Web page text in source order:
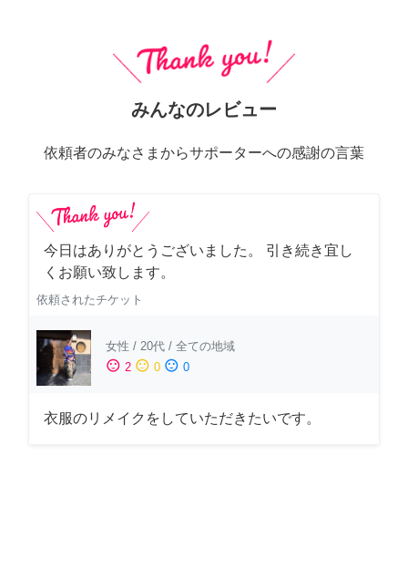
みんなのレビュー
依頼者のみなさまからサポーターへの感謝の言葉
今日はありがとうございました。 引き続き宜し
くお願い致します。
依頼されたチケット
女性 / 20代 / 全ての地域
sentiment_satisfied 2 sentiment_neutral 0 sentiment_dissatisfied 0
衣服のリメイクをしていただきたいです。